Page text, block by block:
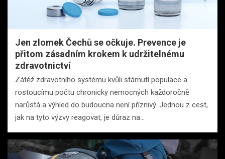
Jen zlomek Čechů se očkuje. Prevence je
přitom zásadním krokem k udržitelnému
zdravotnictví
Zátěž zdravotního systému kvůli stárnutí populace a
rostoucímu počtu chronicky nemocných každoročně
narůstá a výhled do budoucna není příznivý. Jednou z cest,
jak na tyto výzvy reagovat, je důraz na…